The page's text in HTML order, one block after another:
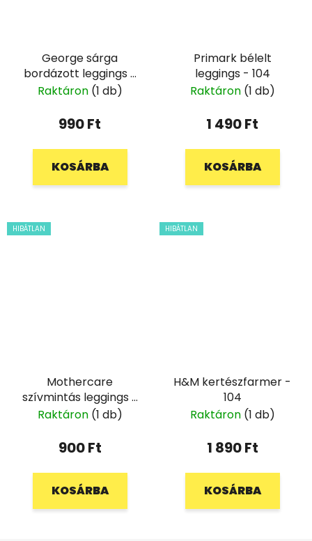
George sárga
bordázott leggings -
98/104
Raktáron (1 db)
990 Ft
KOSÁRBA
Primark bélelt
leggings - 104
Raktáron (1 db)
1 490 Ft
KOSÁRBA
HIBÁTLAN
Mothercare
szívmintás leggings -
80
Raktáron (1 db)
900 Ft
KOSÁRBA
HIBÁTLAN
H&M kertészfarmer -
104
Raktáron (1 db)
1 890 Ft
KOSÁRBA